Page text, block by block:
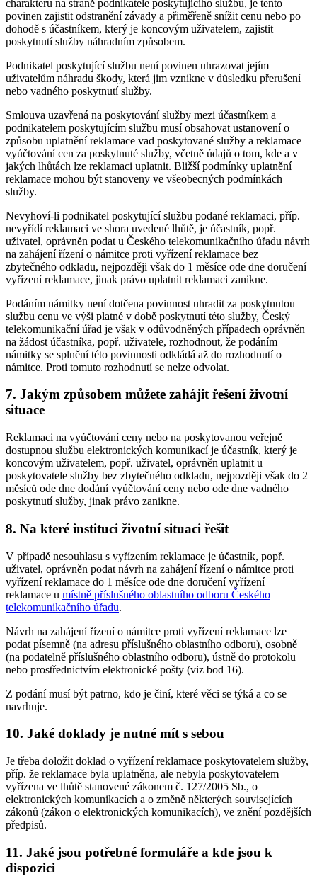
charakteru na straně podnikatele poskytujícího službu, je tento
povinen zajistit odstranění závady a přiměřeně snížit cenu nebo po
dohodě s účastníkem, který je koncovým uživatelem, zajistit
poskytnutí služby náhradním způsobem.
Podnikatel poskytující službu není povinen uhrazovat jejím
uživatelům náhradu škody, která jim vznikne v důsledku přerušení
nebo vadného poskytnutí služby.
Smlouva uzavřená na poskytování služby mezi účastníkem a
podnikatelem poskytujícím službu musí obsahovat ustanovení o
způsobu uplatnění reklamace vad poskytované služby a reklamace
vyúčtování cen za poskytnuté služby, včetně údajů o tom, kde a v
jakých lhůtách lze reklamaci uplatnit. Bližší podmínky uplatnění
reklamace mohou být stanoveny ve všeobecných podmínkách
služby.
Nevyhoví-li podnikatel poskytující službu podané reklamaci, příp.
nevyřídí reklamaci ve shora uvedené lhůtě, je účastník, popř.
uživatel, oprávněn podat u Českého telekomunikačního úřadu návrh
na zahájení řízení o námitce proti vyřízení reklamace bez
zbytečného odkladu, nejpozději však do 1 měsíce ode dne doručení
vyřízení reklamace, jinak právo uplatnit reklamaci zanikne.
Podáním námitky není dotčena povinnost uhradit za poskytnutou
službu cenu ve výši platné v době poskytnutí této služby, Český
telekomunikační úřad je však v odůvodněných případech oprávněn
na žádost účastníka, popř. uživatele, rozhodnout, že podáním
námitky se splnění této povinnosti odkládá až do rozhodnutí o
námitce. Proti tomuto rozhodnutí se nelze odvolat.
7. Jakým způsobem můžete zahájit řešení životní
situace
Reklamaci na vyúčtování ceny nebo na poskytovanou veřejně
dostupnou službu elektronických komunikací je účastník, který je
koncovým uživatelem, popř. uživatel, oprávněn uplatnit u
poskytovatele služby bez zbytečného odkladu, nejpozději však do 2
měsíců ode dne dodání vyúčtování ceny nebo ode dne vadného
poskytnutí služby, jinak právo zanikne.
8. Na které instituci životní situaci řešit
V případě nesouhlasu s vyřízením reklamace je účastník, popř.
uživatel, oprávněn podat návrh na zahájení řízení o námitce proti
vyřízení reklamace do 1 měsíce ode dne doručení vyřízení
reklamace u místně příslušného oblastního odboru Českého
telekomunikačního úřadu.
Návrh na zahájení řízení o námitce proti vyřízení reklamace lze
podat písemně (na adresu příslušného oblastního odboru), osobně
(na podatelně příslušného oblastního odboru), ústně do protokolu
nebo prostřednictvím elektronické pošty (viz bod 16).
Z podání musí být patrno, kdo je činí, které věci se týká a co se
navrhuje.
10. Jaké doklady je nutné mít s sebou
Je třeba doložit doklad o vyřízení reklamace poskytovatelem služby,
příp. že reklamace byla uplatněna, ale nebyla poskytovatelem
vyřízena ve lhůtě stanovené zákonem č. 127/2005 Sb., o
elektronických komunikacích a o změně některých souvisejících
zákonů (zákon o elektronických komunikacích), ve znění pozdějších
předpisů.
11. Jaké jsou potřebné formuláře a kde jsou k
dispozici